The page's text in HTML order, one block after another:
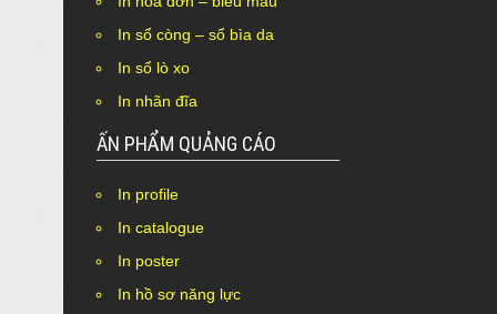
In sổ còng – sổ bìa da
In sổ lò xo
In nhãn đĩa
ẤN PHẨM QUẢNG CÁO
In profile
In catalogue
In poster
In hồ sơ năng lực